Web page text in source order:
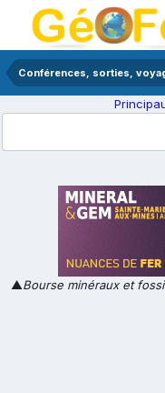
Conférences, sorties,
▲Bourse minéraux et